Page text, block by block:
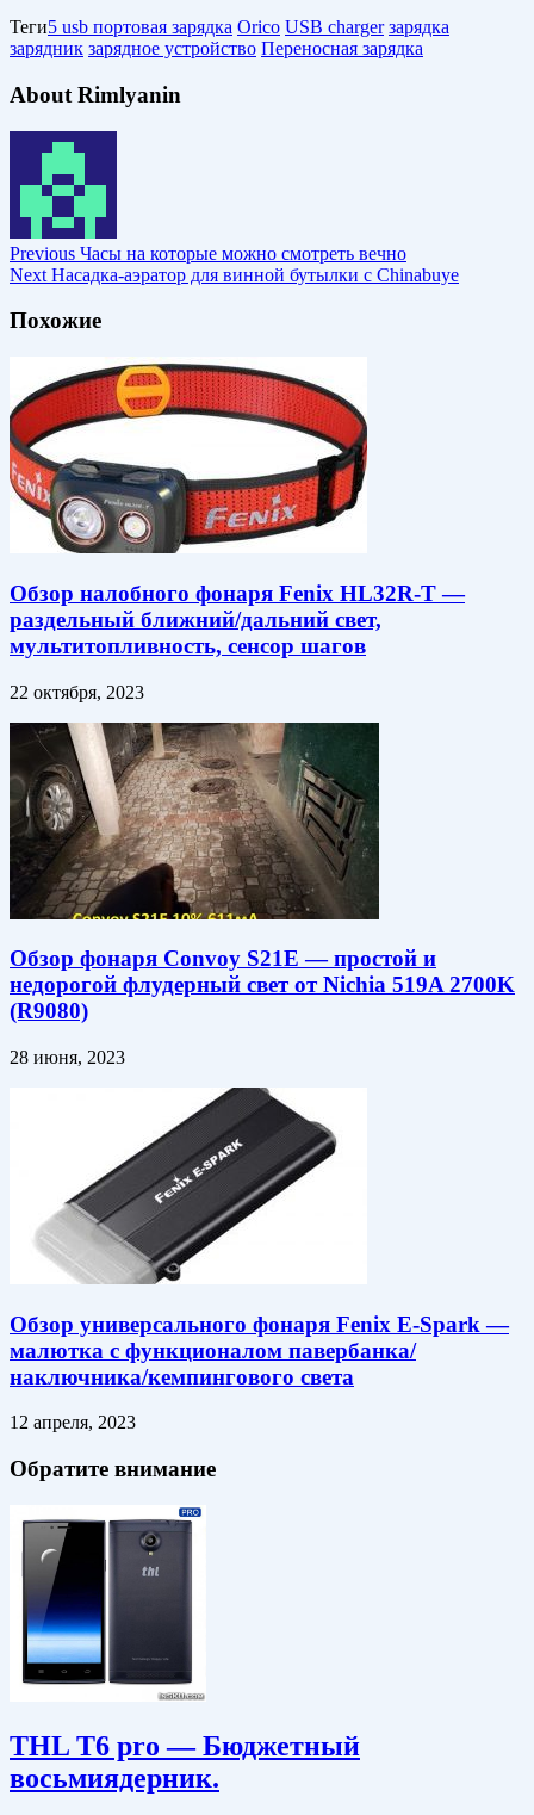
Теги5 usb портовая зарядка Orico USB charger зарядка
зарядник зарядное устройство Переносная зарядка
About Rimlyanin
Previous Часы на которые можно смотреть вечно
Next Насадка-аэратор для винной бутылки с Chinabuye
Похожие
Обзор налобного фонаря Fenix HL32R-T —
раздельный ближний/дальний свет,
мультитопливность, сенсор шагов
22 октября, 2023
Обзор фонаря Convoy S21E — простой и
недорогой флудерный свет от Nichia 519A 2700K
(R9080)
28 июня, 2023
Обзор универсального фонаря Fenix E-Spark —
малютка с функционалом павербанка/
наключника/кемпингового света
12 апреля, 2023
Обратите внимание
THL T6 pro — Бюджетный
восьмиядерник.